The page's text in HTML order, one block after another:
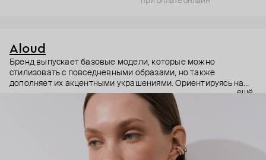
Aloud
Бренд выпускает базовые модели, которые можно
стилизовать с повседневными образами, но также
дополняет их акцентными украшениями. Ориентируясь на
долгосрочные тренды, вдохновляясь культурой, искусством и
людьми, Aloud показывает коллекции несколько раз в год. А
в названии бренда зашифрован призыв слушать внутренний
голос и транслировать его через украшения.
ещё